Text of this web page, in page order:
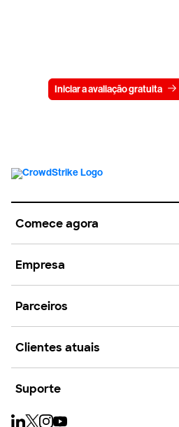
Iniciar a avaliação gratuita
Comece agora
Empresa
Parceiros
Clientes atuais
Suporte